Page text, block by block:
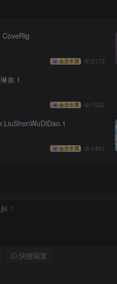
CoveRig
会员专属 2173
奈.1
会员专属 1522
会员专属 1461
快捷回复